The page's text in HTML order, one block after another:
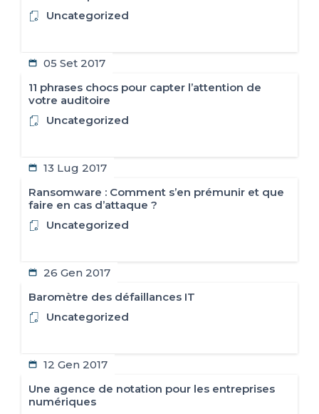
Uncategorized
05 Set 2017
11 phrases chocs pour capter l’attention de
votre auditoire
Uncategorized
13 Lug 2017
Ransomware : Comment s’en prémunir et que
faire en cas d’attaque ?
Uncategorized
26 Gen 2017
Baromètre des défaillances IT
Uncategorized
12 Gen 2017
Une agence de notation pour les entreprises
numériques